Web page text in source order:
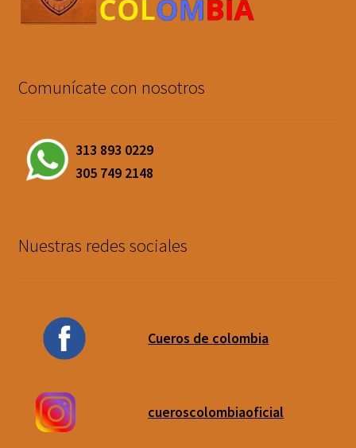
Comunícate con nosotros
313 893 0229
305 749 2148
Nuestras redes sociales
Cueros de colombia
cueroscolombiaoficial